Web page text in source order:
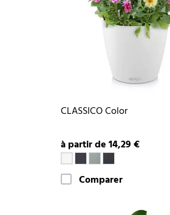
CLASSICO Color
à partir de 14,29 €
Comparer